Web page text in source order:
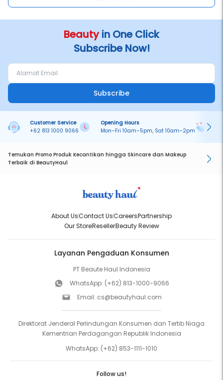
Beautyin One Click
Subscribe Now!
Subscribe
Customer Service
+62 813 1000 9066
Opening Hours
Mon–Fri 10am–5pm, Sat 10am–2pm
Temukan Promo Produk Kecantikan hingga Skincare dan Makeup
Terbaik di BeautyHaul
About UsContact UsCareersPartnership
Our StoreResellerBeauty Review
Layanan Pengaduan Konsumen
PT Beaute Haul Indonesia
WhatsApp: (+62) 813-1000-9066
Email: cs@beautyhaul.com
Direktorat Jenderal Perlindungan Konsumen dan Tertib Niaga
Kementrian Perdagangan Republik Indonesia
WhatsApp: (+62) 853-1111-1010
Follow us!